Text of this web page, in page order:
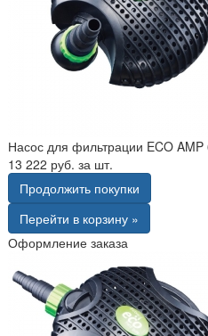
Насос для фильтрации ECO AMP
13 222 руб. за шт.
Продолжить покупки
Перейти в корзину »
Оформление заказа